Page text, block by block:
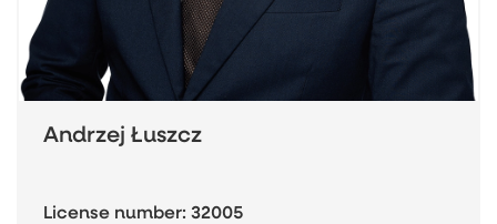
Andrzej Łuszcz
License number: 32005